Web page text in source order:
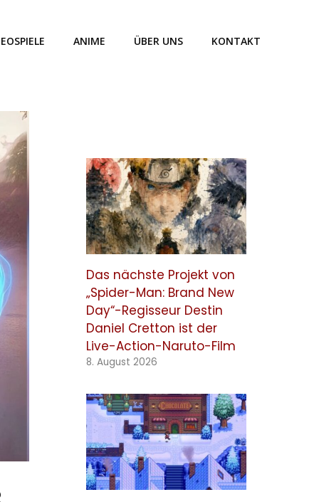
ANIME ÜBER UNS KONTAKT
Das nächste Projekt von
„Spider-Man: Brand New
Day“-Regisseur Destin
Daniel Cretton ist der
Live-Action-Naruto-Film
8. August 2026